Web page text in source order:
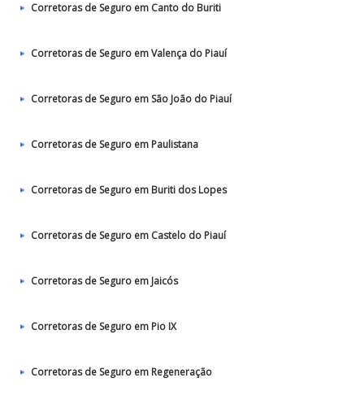
Corretoras de Seguro em Canto do Buriti
Corretoras de Seguro em Valença do Piauí
Corretoras de Seguro em São João do Piauí
Corretoras de Seguro em Paulistana
Corretoras de Seguro em Buriti dos Lopes
Corretoras de Seguro em Castelo do Piauí
Corretoras de Seguro em Jaicós
Corretoras de Seguro em Pio IX
Corretoras de Seguro em Regeneração